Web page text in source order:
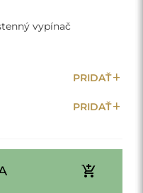
vypínač
PRIDAŤadd
PRIDAŤadd
add_shopping_cart